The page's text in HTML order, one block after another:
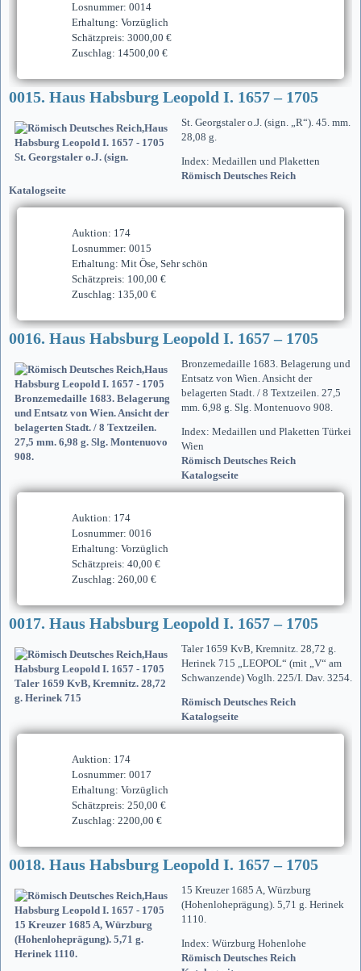
Losnummer: 0014
Erhaltung: Vorzüglich
Schätzpreis: 3000,00 €
Zuschlag: 14500,00 €
0015. Haus Habsburg Leopold I. 1657 – 1705
St. Georgstaler o.J. (sign. „R“). 45. mm.
28,08 g.
Index: Medaillen und Plaketten
Römisch Deutsches Reich
Katalogseite
Auktion: 174
Losnummer: 0015
Erhaltung: Mit Öse, Sehr schön
Schätzpreis: 100,00 €
Zuschlag: 135,00 €
0016. Haus Habsburg Leopold I. 1657 – 1705
Bronzemedaille 1683. Belagerung und
Entsatz von Wien. Ansicht der
belagerten Stadt. / 8 Textzeilen. 27,5
mm. 6,98 g. Slg. Montenuovo 908.
Index: Medaillen und Plaketten Türkei
Wien
Römisch Deutsches Reich
Katalogseite
Auktion: 174
Losnummer: 0016
Erhaltung: Vorzüglich
Schätzpreis: 40,00 €
Zuschlag: 260,00 €
0017. Haus Habsburg Leopold I. 1657 – 1705
Taler 1659 KvB, Kremnitz. 28,72 g.
Herinek 715 „LEOPOL“ (mit „V“ am
Schwanzende) Voglh. 225/I. Dav. 3254.
Römisch Deutsches Reich
Katalogseite
Auktion: 174
Losnummer: 0017
Erhaltung: Vorzüglich
Schätzpreis: 250,00 €
Zuschlag: 2200,00 €
0018. Haus Habsburg Leopold I. 1657 – 1705
15 Kreuzer 1685 A, Würzburg
(Hohenloheprägung). 5,71 g. Herinek
1110.
Index: Würzburg Hohenlohe
Römisch Deutsches Reich